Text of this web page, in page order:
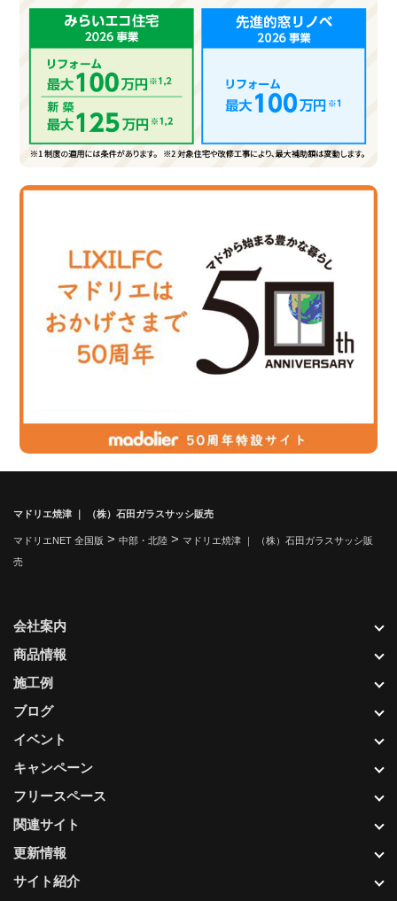
マドリエ焼津 ｜ （株）石田ガラスサッシ販売
マドリエNET 全国版 > 中部・北陸 > マドリエ焼津 ｜ （株）石田ガラスサッシ販
売
更新情報
サイト紹介
会社案内
商品情報
施工例
ブログ
イベント
キャンペーン
フリースペース
関連サイト